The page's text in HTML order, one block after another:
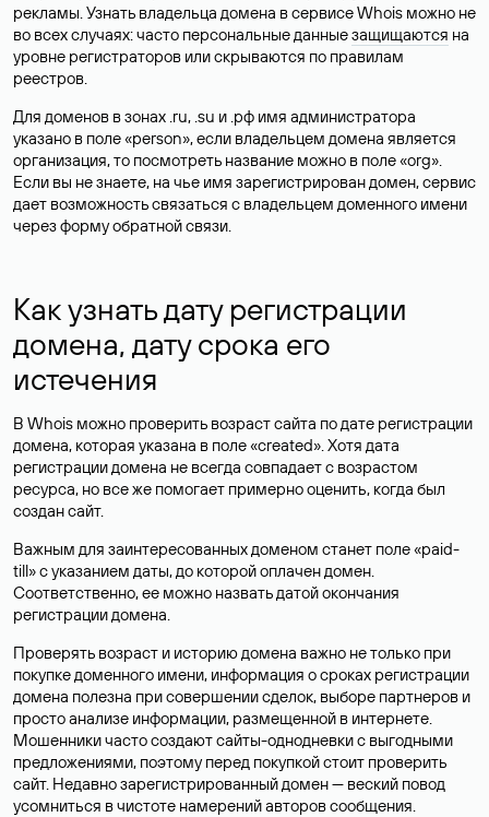
рекламы. Узнать владельца домена в сервисе Whois можно не
во всех случаях: часто персональные данныезащищаются на
уровне регистраторов или скрываются по правилам
реестров.
Для доменов в зонах .ru, .su и .рф имя администратора
указано в поле «person», если владельцем домена является
организация, то посмотреть название можно в поле «org».
Если вы не знаете, на чье имя зарегистрирован домен, сервис
дает возможность связаться с владельцем доменного имени
через форму обратной связи.
Как узнать дату регистрации
домена, дату срока его
истечения
В Whois можно проверить возраст сайта по дате регистрации
домена, которая указана в поле «created». Хотя дата
регистрации домена не всегда совпадает с возрастом
ресурса, но все же помогает примерно оценить, когда был
создан сайт.
Важным для заинтересованных доменом станет поле «paid-
till» с указанием даты, до которой оплачен домен.
Соответственно, ее можно назвать датой окончания
регистрации домена.
Проверять возраст и историю домена важно не только при
покупке доменного имени, информация о сроках регистрации
домена полезна при совершении сделок, выборе партнеров и
просто анализе информации, размещенной в интернете.
Мошенники часто создают сайты-однодневки с выгодными
предложениями, поэтому перед покупкой стоит проверить
сайт. Недавно зарегистрированный домен — веский повод
усомниться в чистоте намерений авторов сообщения.